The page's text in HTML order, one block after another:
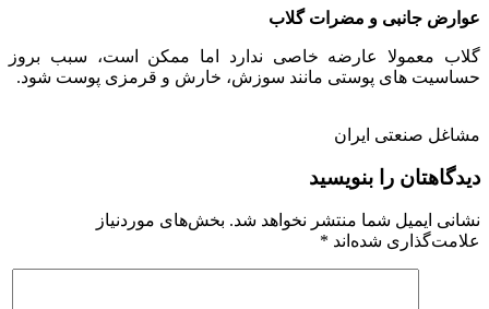
عوارض جانبی و مضرات گلاب
گلاب معمولا عارضه خاصی ندارد اما ممکن است، سبب بروز
حساسیت های پوستی مانند سوزش، خارش و قرمزی پوست شود.
مشاغل صنعتی ایران
دیدگاهتان را بنویسید
نشانی ایمیل شما منتشر نخواهد شد. بخش‌های موردنیاز
علامت‌گذاری شده‌اند *